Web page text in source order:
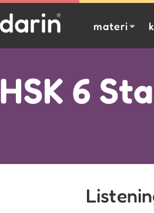
materi
HSK 6